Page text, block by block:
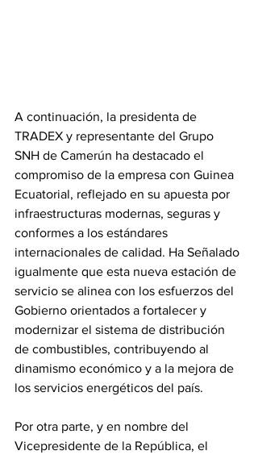
A continuación, la presidenta de
TRADEX y representante del Grupo
SNH de Camerún ha destacado el
compromiso de la empresa con Guinea
Ecuatorial, reflejado en su apuesta por
infraestructuras modernas, seguras y
conformes a los estándares
internacionales de calidad. Ha Señalado
igualmente que esta nueva estación de
servicio se alinea con los esfuerzos del
Gobierno orientados a fortalecer y
modernizar el sistema de distribución
de combustibles, contribuyendo al
dinamismo económico y a la mejora de
los servicios energéticos del país.
Por otra parte, y en nombre del
Vicepresidente de la República, el